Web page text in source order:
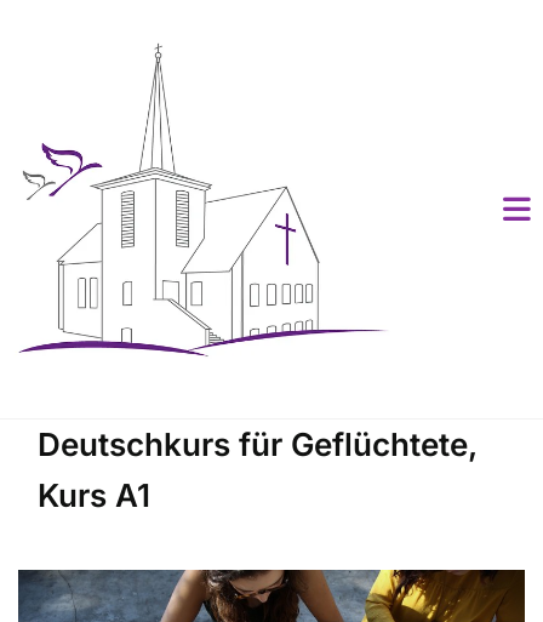
Deutschkurs für Geflüchtete,
Kurs A1